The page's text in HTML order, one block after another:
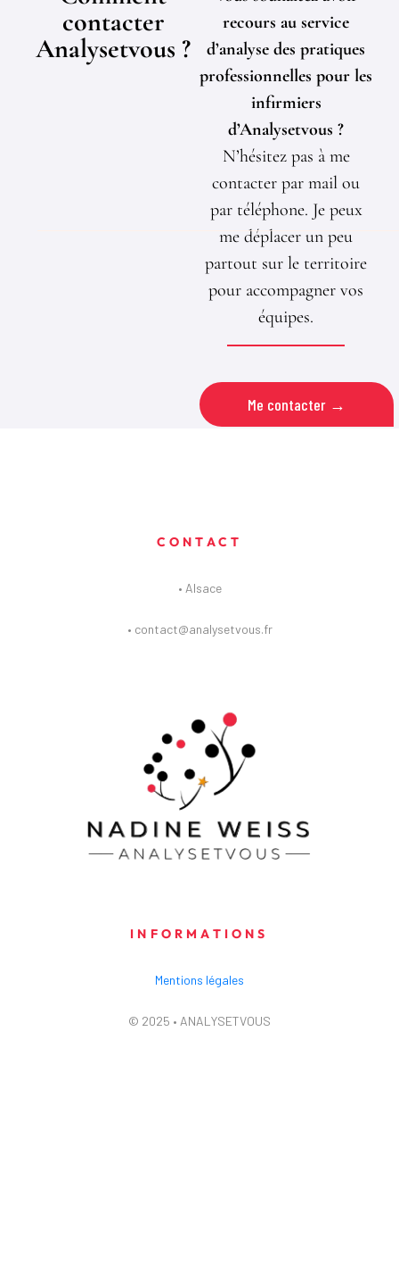
contacter
Analysetvous ?
recours au service
d’analyse des pratiques
professionnelles pour les
infirmiers
d’Analysetvous ?
N’hésitez pas à me
contacter par mail ou
par téléphone. Je peux
me déplacer un peu
partout sur le territoire
pour accompagner vos
équipes.
Me contacter →
CONTACT
• Alsace
• contact@analysetvous.fr
INFORMATIONS
Mentions légales
© 2025 • ANALYSETVOUS